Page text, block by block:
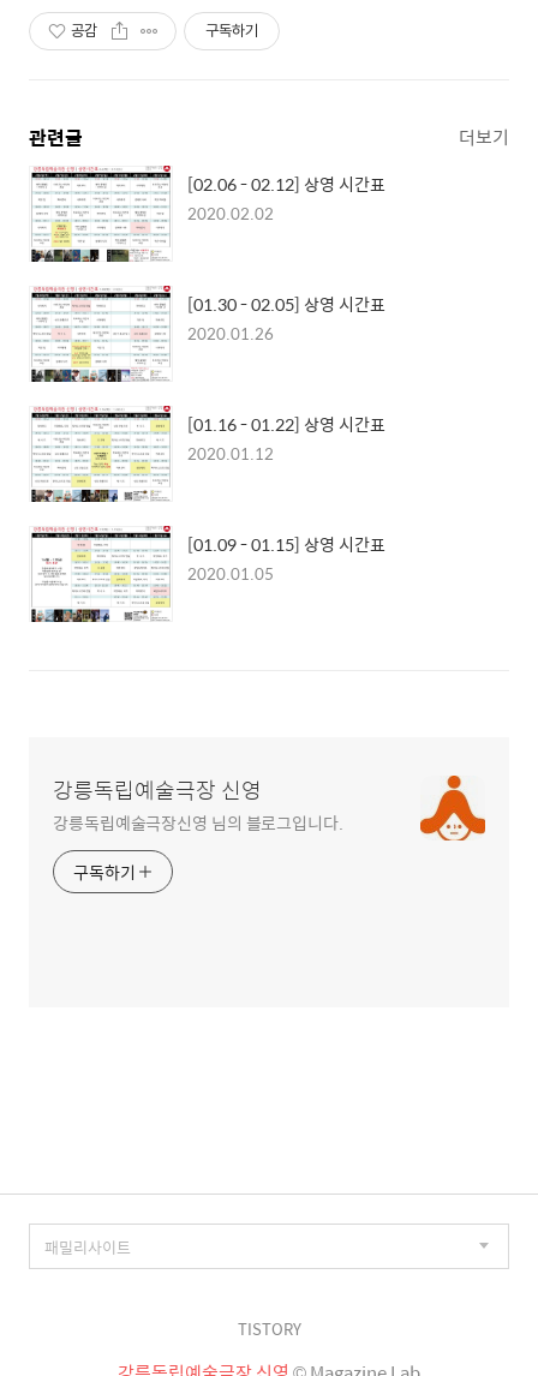
공감 구독하기
관련글 더보기
[02.06 - 02.12] 상영 시간표
2020.02.02
[01.30 - 02.05] 상영 시간표
2020.01.26
[01.16 - 01.22] 상영 시간표
2020.01.12
[01.09 - 01.15] 상영 시간표
2020.01.05
강릉독립예술극장 신영
강릉독립예술극장신영 님의 블로그입니다.
구독하기
TISTORY